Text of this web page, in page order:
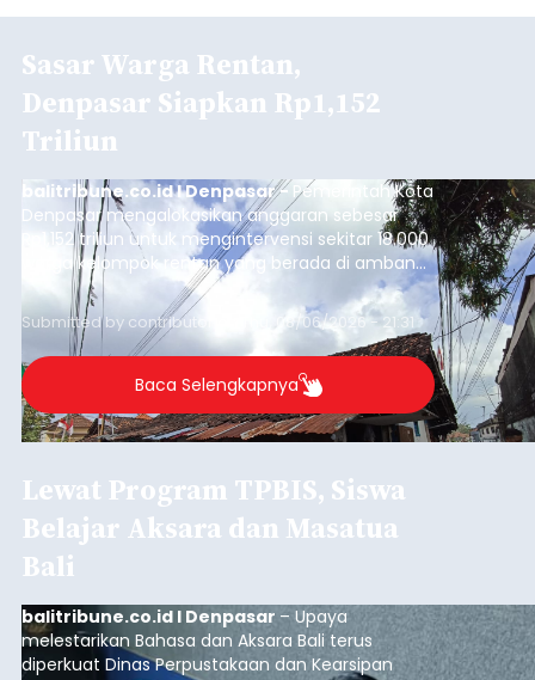
Sasar Warga Rentan,
Denpasar Siapkan Rp1,152
Triliun
balitribune.co.id I Denpasar - Pemerintah Kota
Denpasar mengalokasikan anggaran sebesar
Rp1,152 triliun untuk mengintervensi sekitar 18.000
warga kelompok rentan yang berada di ambang
garis kemiskinan. Langkah strategis ini diambil
guna menjaga masyarakat yang berada pada
kelompok desil 5 dan 6 tersebut agar tidak
merosot ke kategori miskin.
Submitted by contributor Thu, 08/06/2026 - 21:31
Baca Selengkapnya
Lewat Program TPBIS, Siswa
Belajar Aksara dan Masatua
Bali
balitribune.co.id I Denpasar – Upaya
melestarikan Bahasa dan Aksara Bali terus
diperkuat Dinas Perpustakaan dan Kearsipan